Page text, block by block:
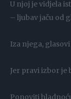
U njoj je vidjela
– ljubav jaču od
Iza njega,
Jer pravi izbor je
Ponoviti